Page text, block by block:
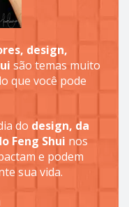
design,
são temas muito
que você pode
do design, da
Feng Shui nos
e podem
sua vida.